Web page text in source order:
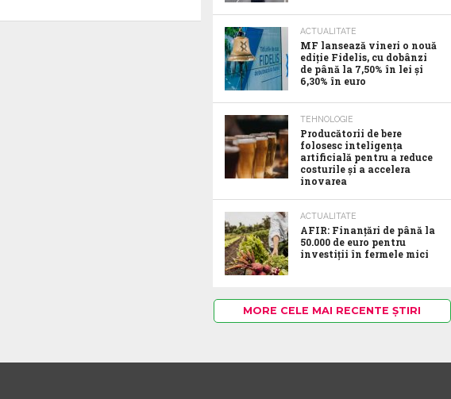
ACTUALITATE
MF lansează vineri o nouă
ediție Fidelis, cu dobânzi
de până la 7,50% în lei și
6,30% în euro
TEHNOLOGIE
Producătorii de bere
folosesc inteligența
artificială pentru a reduce
costurile și a accelera
inovarea
ACTUALITATE
AFIR: Finanțări de până la
50.000 de euro pentru
investiții în fermele mici
MORE CELE MAI RECENTE ȘTIRI